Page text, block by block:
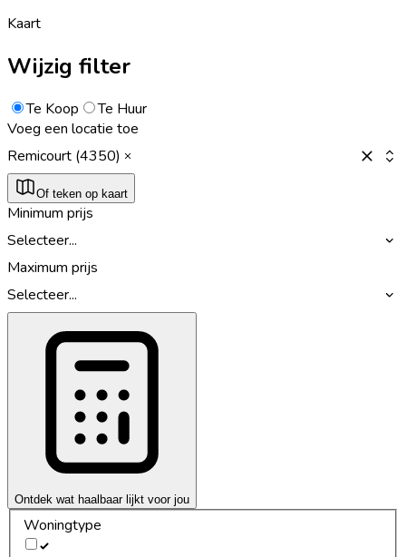
Kaart
Wijzig filter
Te Koop
Te Huur
Voeg een locatie toe
Remicourt (4350)
Of teken op kaart
Minimum prijs
Selecteer...
Maximum prijs
Selecteer...
Ontdek wat haalbaar lijkt voor jou
Woningtype